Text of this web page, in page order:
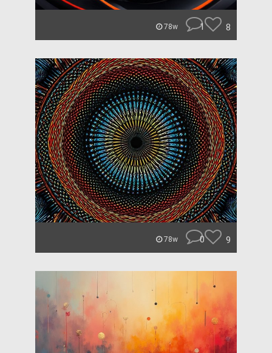
78w 1 8
78w 0 9